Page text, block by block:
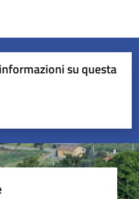
su questa
su 5
5